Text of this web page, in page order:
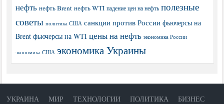
нефть нефть Brent нефть WTI падение цен на нефть полезные
советы политика США санкции против России фьючерсы на
Brent фьючерсы на WTI цены на нефть экономика России
экономика США экономика Украины
УКРАИНА МИР ТЕХНОЛОГИИ ПОЛИТИКА
БИЗНЕС